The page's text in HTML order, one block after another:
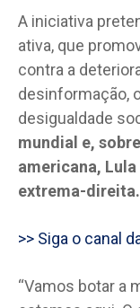
A iniciativa
ativa, que
contra a
desinformação,
desigualdade
mundial e,
americana,
extrema-direita.
>> Siga o canal
“Vamos botar a